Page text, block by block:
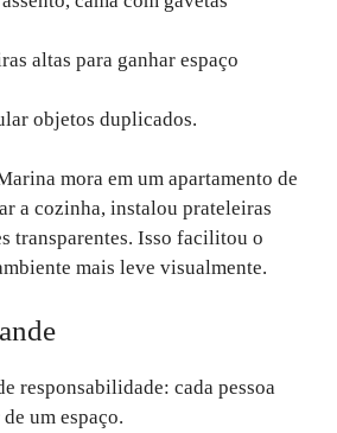
altas para ganhar espaço
objetos duplicados.
mora em um apartamento de
a cozinha, instalou prateleiras
transparentes. Isso facilitou o
mais leve visualmente.
responsabilidade: cada pessoa
um espaço.